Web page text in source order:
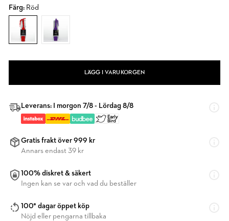
Färg: Röd
LÄGG I VARUKORGEN
Leverans: I morgon 7/8 - Lördag 8/8
Gratis frakt över 999 kr
Annars endast 39 kr
100% diskret & säkert
Ingen kan se var och vad du beställer
100* dagar öppet köp
Nöjd eller pengarna tillbaka